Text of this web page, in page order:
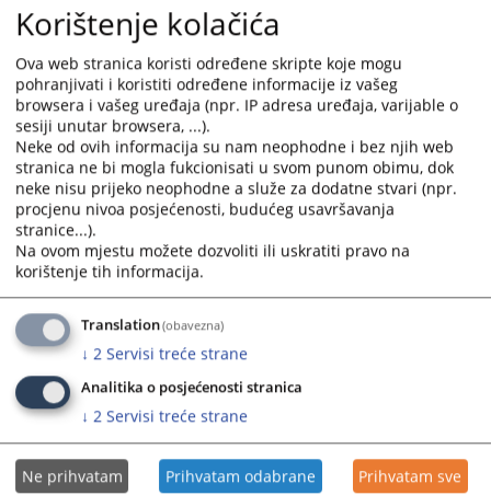
Prilikom predaje dokumenta potrebno je platiti
propisanu sudsku taksu.
1323PREGLEDA
Korištenje kolačića
Ova web stranica koristi određene skripte koje mogu
pohranjivati i koristiti određene informacije iz vašeg
browsera i vašeg uređaja (npr. IP adresa uređaja, varijable o
sesiji unutar browsera, ...).
Neke od ovih informacija su nam neophodne i bez njih web
stranica ne bi mogla fukcionisati u svom punom obimu, dok
neke nisu prijeko neophodne a služe za dodatne stvari (npr.
procjenu nivoa posjećenosti, budućeg usavršavanja
stranice...).
Na ovom mjestu možete dozvoliti ili uskratiti pravo na
korištenje tih informacija.
Translation(obavezna)
↓ 2 Servisi treće strane
Analitika o posjećenosti stranica
↓ 2 Servisi treće strane
Ne prihvatam Prihvatam odabrane Prihvatam sve